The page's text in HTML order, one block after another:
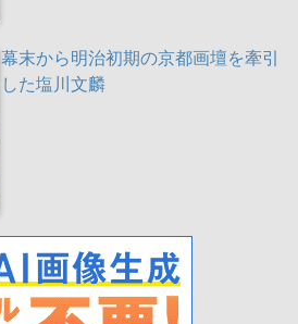
幕末から明治初期の京都画壇を牽引
した塩川文麟